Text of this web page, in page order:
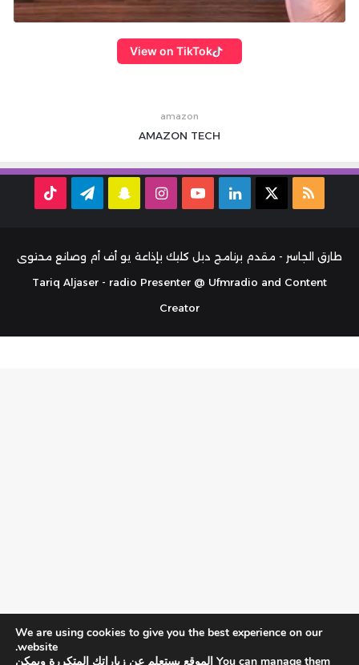
View on TikTok
amazon
AMAZON TECH
ملخص
RSS
لينكدإن ‫YouTubeانستقرامسناب تيلقرام
طارق الجاسر - مقدم برنامج دبل كليك بإذاعة يو أف أم وصانع محتوى
Tariq Aljaser - radio Presenter @ Ufmradio and Content
Creator
We are using cookies to give you the best experience on our
website.
You can manage them الموقع يستعلم عن زياراتك المتكررة ويمكن